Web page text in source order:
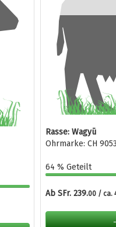
Rasse: Wagyū
Ohrmarke: CH
64 % Geteilt
Ab SFr. 239.00 / ca.